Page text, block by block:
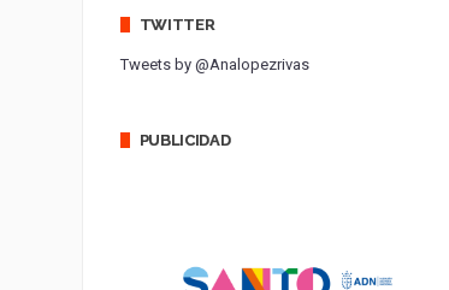
TWITTER
Tweets by @Analopezrivas
PUBLICIDAD